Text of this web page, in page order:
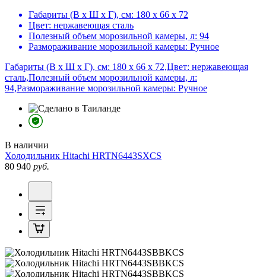
Габариты (В х Ш х Г), см: 180 х 66 х 72
Цвет: нержавеющая сталь
Полезный объем морозильной камеры, л: 94
Размораживание морозильной камеры: Ручное
Габариты (В х Ш х Г), см: 180 х 66 х 72,Цвет: нержавеющая
сталь,Полезный объем морозильной камеры, л:
94,Размораживание морозильной камеры: Ручное
В наличии
Холодильник Hitachi HRTN6443SXCS
80 940 руб.